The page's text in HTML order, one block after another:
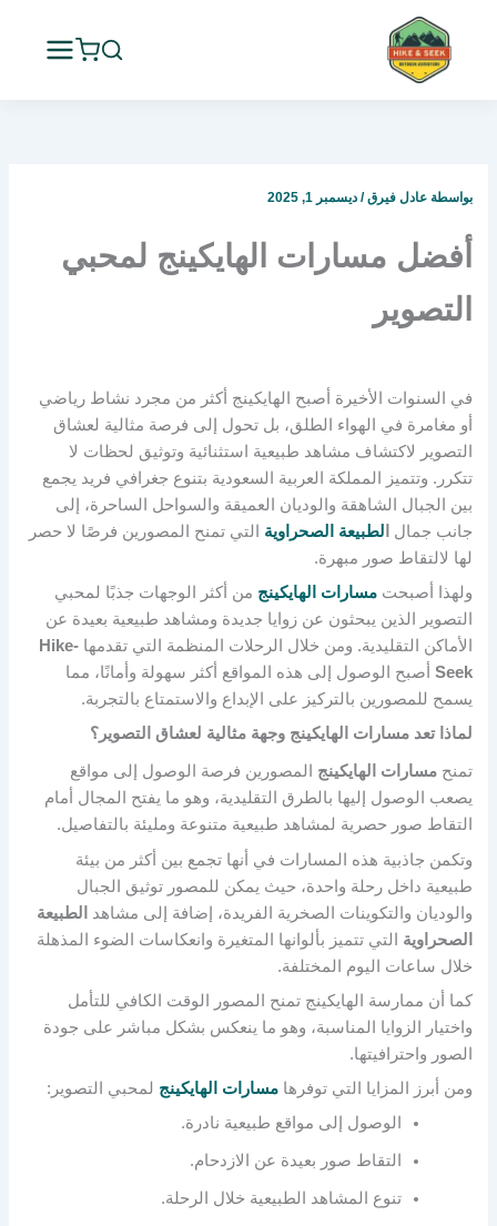
المحتوى
بواسطة عادل فيرق/ديسمبر 1, 2025
أفضل مسارات الهايكينج لمحبي
التصوير
في السنوات الأخيرة أصبح الهايكينج أكثر من مجرد نشاط رياضي
أو مغامرة في الهواء الطلق، بل تحول إلى فرصة مثالية لعشاق
التصوير لاكتشاف مشاهد طبيعية استثنائية وتوثيق لحظات لا
تتكرر. وتتميز المملكة العربية السعودية بتنوع جغرافي فريد يجمع
بين الجبال الشاهقة والوديان العميقة والسواحل الساحرة، إلى
جانب جمال
لطبيعة الصحراوية التي تمنح المصورين فرصًا لا حصر
لها لالتقاط صور مبهرة.
ولهذا أصبحتمسارات الهايكينج من أكثر الوجهات جذبًا لمحبي
التصوير الذين يبحثون عن زوايا جديدة ومشاهد طبيعية بعيدة عن
الأماكن التقليدية. ومن خلال الرحلات المنظمة التي تقدمهاHike-
Seek أصبح الوصول إلى هذه المواقع أكثر سهولة وأمانًا، مما
يسمح للمصورين بالتركيز على الإبداع والاستمتاع بالتجربة.
لماذا تعد مسارات الهايكينج وجهة مثالية لعشاق التصوير؟
تمنحمسارات الهايكينج المصورين فرصة الوصول إلى مواقع
يصعب الوصول إليها بالطرق التقليدية، وهو ما يفتح المجال أمام
التقاط صور حصرية لمشاهد طبيعية متنوعة ومليئة بالتفاصيل.
وتكمن جاذبية هذه المسارات في أنها تجمع بين أكثر من بيئة
طبيعية داخل رحلة واحدة، حيث يمكن للمصور توثيق الجبال
والوديان والتكوينات الصخرية الفريدة، إضافة إلى مشاهد
الطبيعة
الصحراوية التي تتميز بألوانها المتغيرة وانعكاسات الضوء المذهلة
خلال ساعات اليوم المختلفة.
كما أن ممارسة الهايكينج تمنح المصور الوقت الكافي للتأمل
واختيار الزوايا المناسبة، وهو ما ينعكس بشكل مباشر على جودة
الصور واحترافيتها.
ومن أبرز المزايا التي توفرهامسارات الهايكينج لمحبي التصوير:
الوصول إلى مواقع طبيعية نادرة.
التقاط صور بعيدة عن الازدحام.
تنوع المشاهد الطبيعية خلال الرحلة.